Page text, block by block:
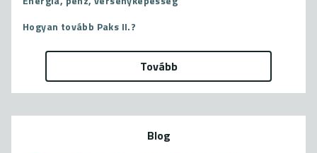
Hogyan tovább Paks II.?
Tovább
Blog